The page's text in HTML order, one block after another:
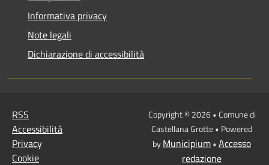
Informativa privacy
Note legali
Dichiarazione di accessibilità
RSS
Accessibilità
Privacy
Cookie
Copyright © 2026 • Comune di
Castellana Grotte • Powered
byMunicipium• Accesso
redazione